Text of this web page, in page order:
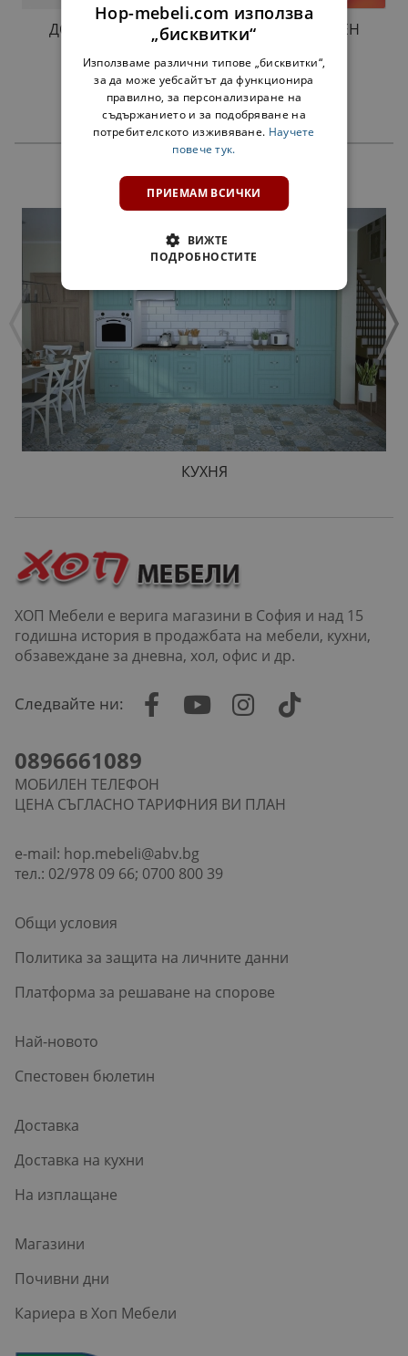
ДОЛНА ЕТАЖЕРКА Н20 МАРТА ЛУКС ЗЛАТЕН
34,00 € 66,50 лв.
ПРОДУКТИ
КУХНЯ
ХОП Мебели е верига магазини в София и над 15
годишна история в продажбата на мебели, кухни,
обзавеждане за дневна, хол, офис и др.
Следвайте ни:
0896661089
МОБИЛЕН ТЕЛЕФОН
ЦЕНА СЪГЛАСНО ТАРИФНИЯ ВИ ПЛАН
e-mail: hop.mebeli@abv.bg
тел.: 02/978 09 66; 0700 800 39
Общи условия
Политика за защита на личните данни
Платформа за решаване на спорове
Най-новото
Спестовен бюлетин
Доставка
Доставка на кухни
На изплащане
Магазини
Почивни дни
Кариера в Хоп Мебели
Hop-mebeli.com използва
„бисквитки“
Използваме различни типове „бисквитки“,
за да може уебсайтът да функционира
правилно, за персонализиране на
съдържанието и за подобряване на
потребителското изживяване. Научете
повече тук.
ПРИЕМАМ ВСИЧКИ
ВИЖТЕ
ПОДРОБНОСТИТЕ